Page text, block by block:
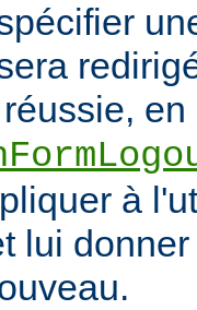
à
lui